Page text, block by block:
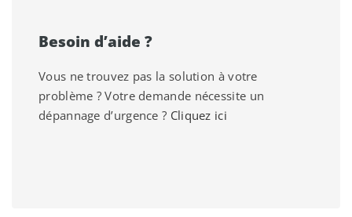
Besoin d’aide ?
Vous ne trouvez pas la solution à votre
problème ? Votre demande nécessite un
dépannage d’urgence ? Cliquez ici